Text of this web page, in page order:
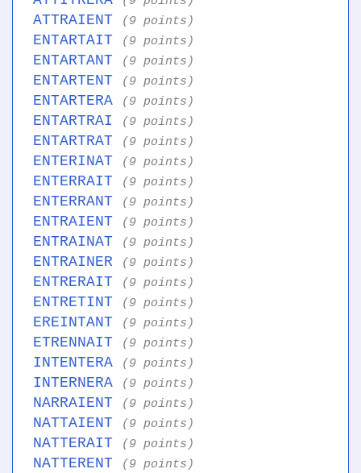
ATTRAIENT (9 points)
ENTARTAIT (9 points)
ENTARTANT (9 points)
ENTARTENT (9 points)
ENTARTERA (9 points)
ENTARTRAI (9 points)
ENTARTRAT (9 points)
ENTERINAT (9 points)
ENTERRAIT (9 points)
ENTERRANT (9 points)
ENTRAIENT (9 points)
ENTRAINAT (9 points)
ENTRAINER (9 points)
ENTRERAIT (9 points)
ENTRETINT (9 points)
EREINTANT (9 points)
ETRENNAIT (9 points)
INTENTERA (9 points)
INTERNERA (9 points)
NARRAIENT (9 points)
NATTAIENT (9 points)
NATTERAIT (9 points)
NATTERENT (9 points)